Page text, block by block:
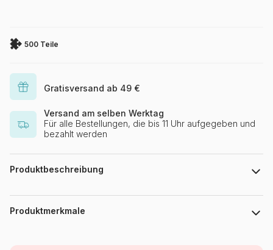
500 Teile
Gratisversand ab 49 €
Versand am selben Werktag
Für alle Bestellungen, die bis 11 Uhr aufgegeben und
bezahlt werden
Produktbeschreibung
The Macneil Studio / artlicensing.com
Produktmerkmale